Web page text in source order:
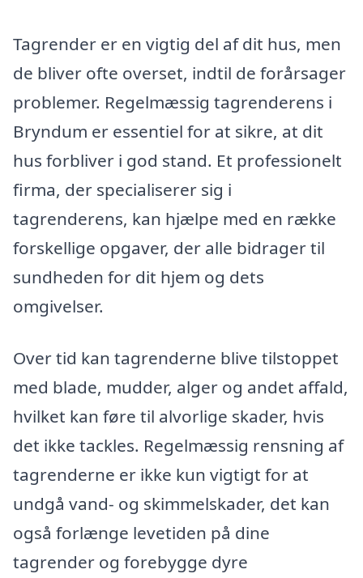
Tagrender er en vigtig del af dit hus, men
de bliver ofte overset, indtil de forårsager
problemer. Regelmæssig tagrenderens i
Bryndum er essentiel for at sikre, at dit
hus forbliver i god stand. Et professionelt
firma, der specialiserer sig i
tagrenderens, kan hjælpe med en række
forskellige opgaver, der alle bidrager til
sundheden for dit hjem og dets
omgivelser.
Over tid kan tagrenderne blive tilstoppet
med blade, mudder, alger og andet affald,
hvilket kan føre til alvorlige skader, hvis
det ikke tackles. Regelmæssig rensning af
tagrenderne er ikke kun vigtigt for at
undgå vand- og skimmelskader, det kan
også forlænge levetiden på dine
tagrender og forebygge dyre